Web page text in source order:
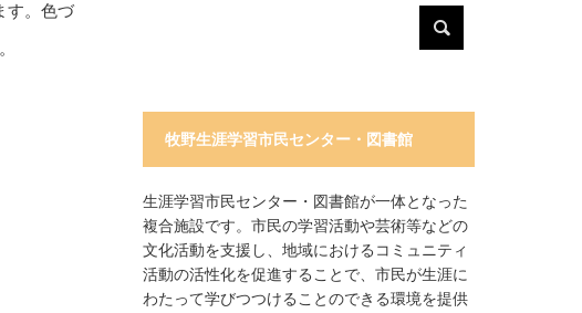
す。色づ
牧野生涯学習市民センター・図書館
生涯学習市民センター・図書館が一体となった
複合施設です。市民の学習活動や芸術等などの
文化活動を支援し、地域におけるコミュニティ
活動の活性化を促進することで、市民が生涯に
わたって学びつつけることのできる環境を提供